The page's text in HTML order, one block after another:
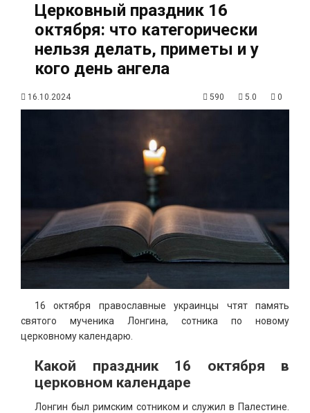
Церковный праздник 16
октября: что категорически
нельзя делать, приметы и у
кого день ангела
16.10.2024 590 5.0 0
16 октября православные украинцы чтят память
святого мученика Лонгина, сотника по новому
церковному календарю.
Какой праздник 16 октября в
церковном календаре
Лонгин был римским сотником и служил в Палестине.